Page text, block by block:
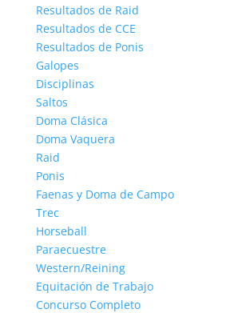
Resultados de Raid
Resultados de CCE
Resultados de Ponis
Galopes
Disciplinas
Saltos
Doma Clásica
Doma Vaquera
Raid
Ponis
Faenas y Doma de Campo
Trec
Horseball
Paraecuestre
Western/Reining
Equitación de Trabajo
Concurso Completo